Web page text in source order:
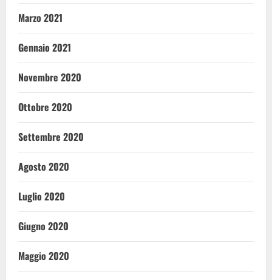
Marzo 2021
Gennaio 2021
Novembre 2020
Ottobre 2020
Settembre 2020
Agosto 2020
Luglio 2020
Giugno 2020
Maggio 2020